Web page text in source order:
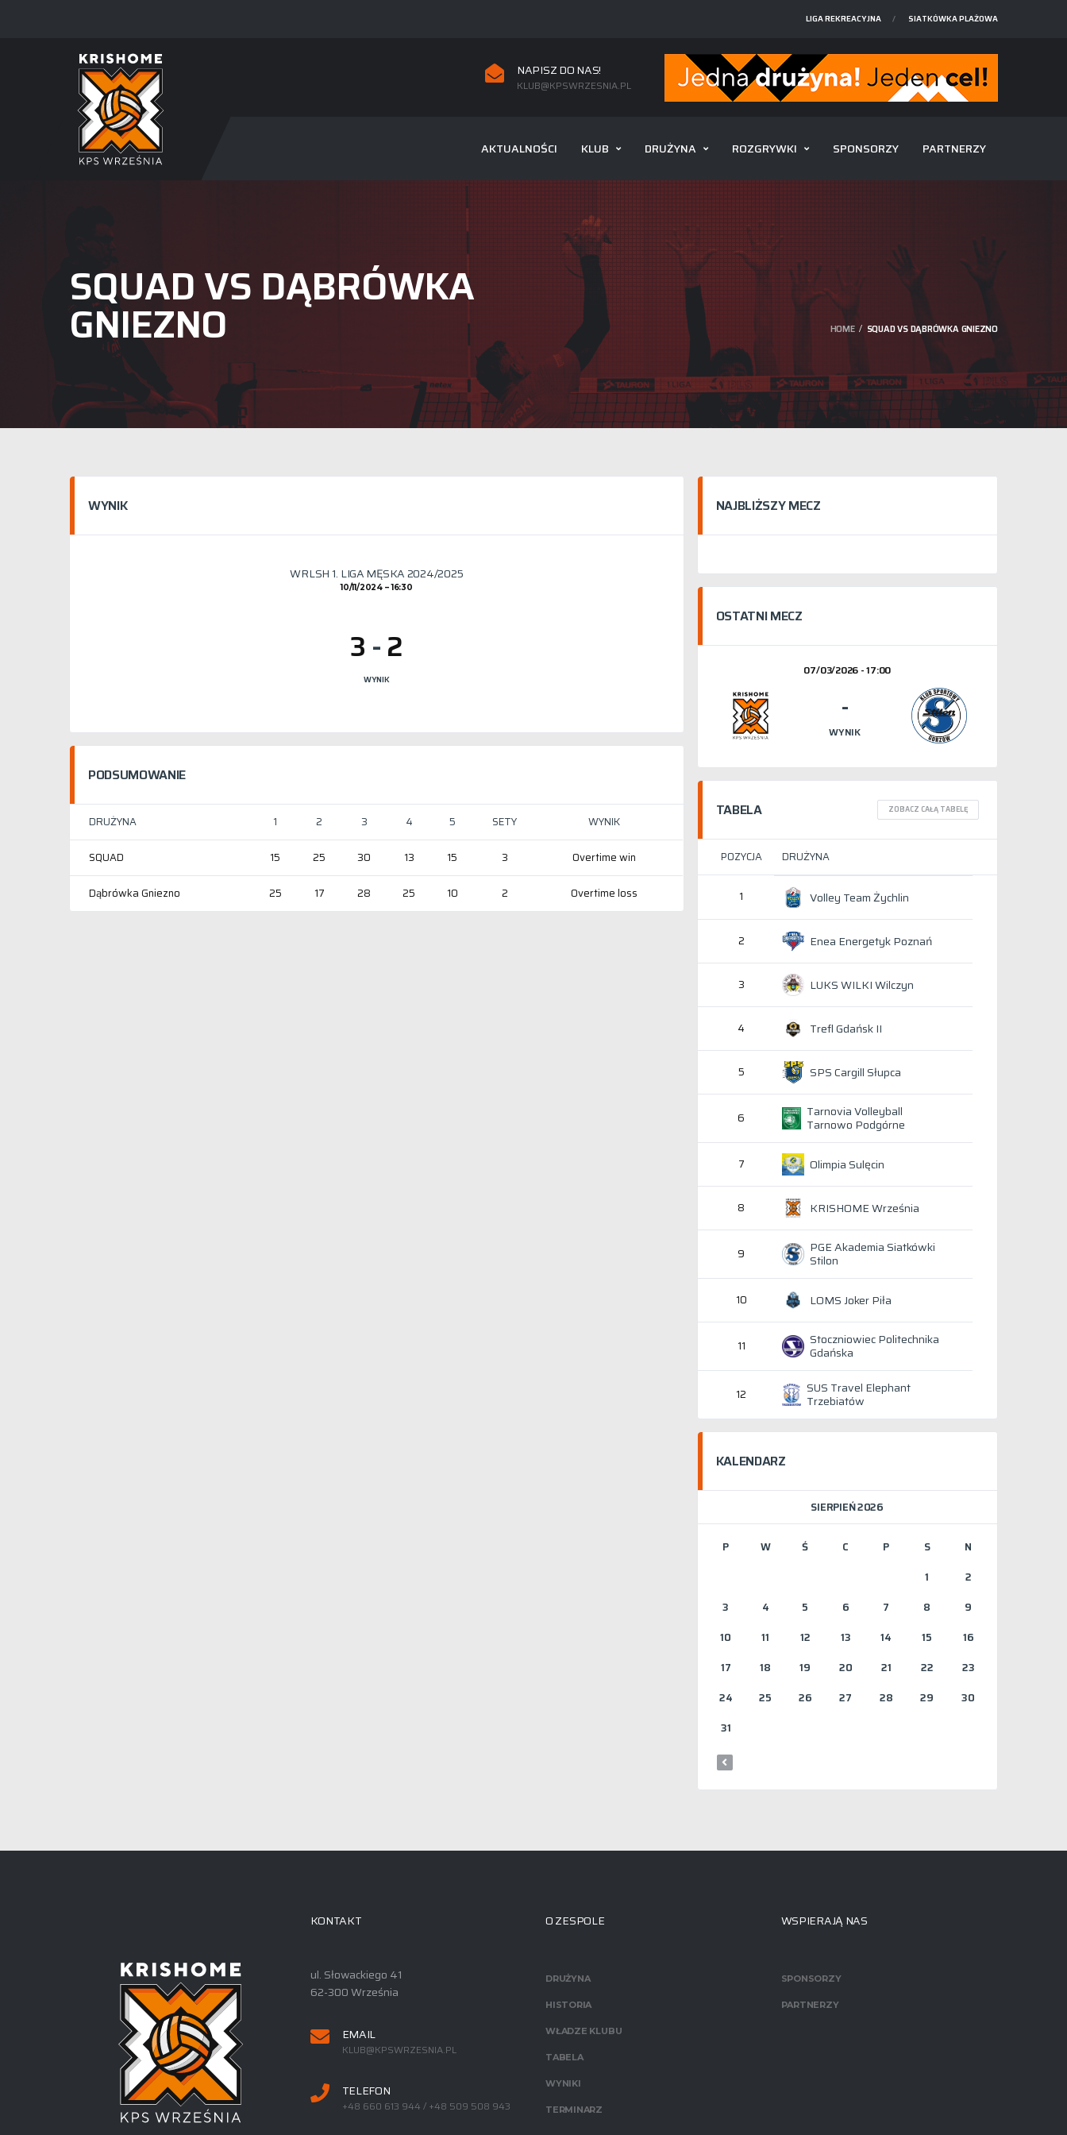
LIGA REKREACYJNA SIATKÓWKA PLAŻOWA
NAPISZ DO NAS!
KLUB@KPSWRZESNIA.PL
AKTUALNOŚCI KLUB DRUŻYNA ROZGRYWKI SPONSORZY PARTNERZY
SQUAD VS DĄBRÓWKA
GNIEZNO HOME SQUAD VS DĄBRÓWKA GNIEZNO
WYNIK
WRLSH 1. LIGA MĘSKA 2024/2025
10/11/2024 16:30
3 -2
WYNIK
PODSUMOWANIE
DRUŻYNA 1 2 3 4 5 SETY WYNIK
SQUAD 15 25 30 13 15 3 Overtime win
Dąbrówka Gniezno 25 17 28 25 10 2 Overtime loss
NAJBLIŻSZY MECZ
OSTATNI MECZ
07/03/2026 - 17:00
-
WYNIK
TABELA ZOBACZ CAŁĄ TABELĘ
POZYCJA DRUŻYNA
1 Volley Team Żychlin
2 Enea Energetyk Poznań
3 LUKS WILKI Wilczyn
4 Trefl Gdańsk II
5 SPS Cargill Słupca
6 Tarnovia Volleyball
Tarnowo Podgórne
7 Olimpia Sulęcin
8 KRISHOME Września
9 PGE Akademia Siatkówki
Stilon
10 LOMS Joker Piła
11 Stoczniowiec Politechnika
Gdańska
12 SUS Travel Elephant
Trzebiatów
KALENDARZ
SIERPIEŃ 2026
P W Ś C P S
N
1
2
3
4 5 6 7 8
9
10
11 12 13 14 15
16
17
18 19 20 21 22
23
24
25 26 27 28 29
30
31
KONTAKT
ul. Słowackiego 41
62-300 Września
EMAIL
KLUB@KPSWRZESNIA.PL
TELEFON
+48 660 613 944 / +48 509 508 943
O ZESPOLE
DRUŻYNA
HISTORIA
WŁADZE KLUBU
TABELA
WYNIKI
TERMINARZ
WSPIERAJĄ NAS
SPONSORZY
PARTNERZY